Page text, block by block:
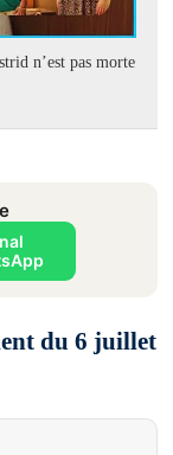
n’est pas morte
du 6 juillet